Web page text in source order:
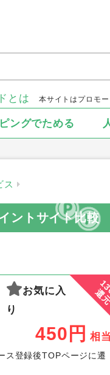
とは 本サイトはプロモ
ングでためる
ス
ントサイト比較
還
お気に入
り
450 円 相当
ス登録後TOPページに遷